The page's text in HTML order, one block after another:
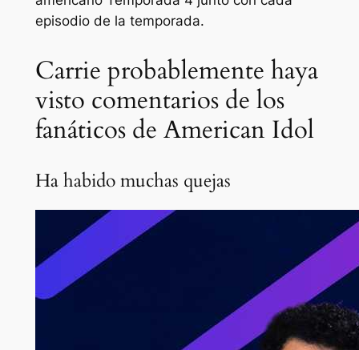
episodio de la temporada.
Carrie probablemente haya
visto comentarios de los
fanáticos de American Idol
Ha habido muchas quejas